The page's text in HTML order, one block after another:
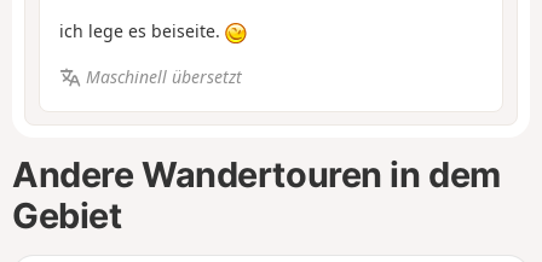
ich lege es beiseite.
Maschinell übersetzt
Andere Wandertouren in dem
Gebiet